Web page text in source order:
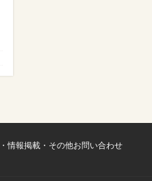
情報掲載・その他お問い合わせ